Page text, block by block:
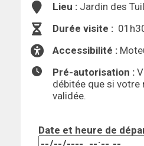
Lieu : Jardin des
Durée visite :
Accessibilité :
Pré-autorisation :
débitée que si votre
validée.
Date et heure de